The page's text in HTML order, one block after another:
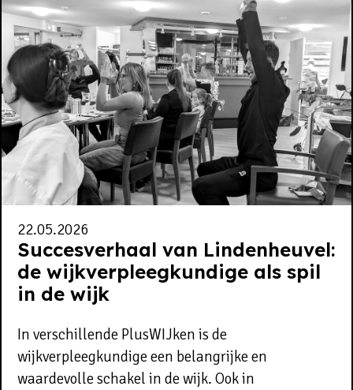
22.05.2026
Succesverhaal van Lindenheuvel:
de wijkverpleegkundige als spil
in de wijk
In verschillende PlusWIJken is de
wijkverpleegkundige een belangrijke en
waardevolle schakel in de wijk. Ook in